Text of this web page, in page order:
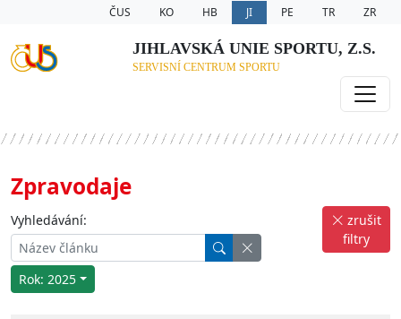
ČUS KO HB JI PE TR ZR
JIHLAVSKÁ UNIE SPORTU, Z.S.
SERVISNÍ CENTRUM SPORTU
Zpravodaje
Vyhledávání:
Rok: 2025
zrušit
filtry